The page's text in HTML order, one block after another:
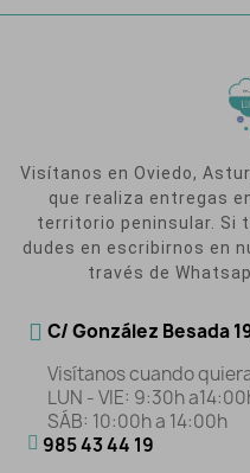
Visítanos en Oviedo,
que realiza entregas
territorio peninsular. Si
dudes en escribirnos en
través de
C/ González Besada
Visítanos cuando
LUN - VIE: 9:30h
SÁB: 10:00h a 14:00h
985 43 44 19